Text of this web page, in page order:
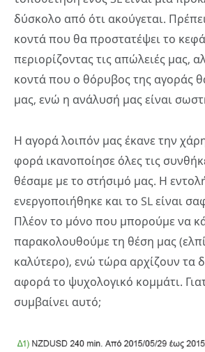
δύσκολο από ότι ακούγεται.
κοντά που θα προστατέψει το
περιορίζοντας τις απώλειές μας,
κοντά που ο θόρυβος της αγοράς
μας, ενώ η ανάλυσή μας είναι
Η αγορά λοιπόν μας έκανε την
φορά ικανοποίησε όλες τις
θέσαμε με το στήσιμό μας. Η
ενεργοποιήθηκε και το SL είναι
Πλέον το μόνο που μπορούμε να
παρακολουθούμε τη θέση μας
καλύτερο), ενώ τώρα αρχίζουν τα
αφορά το ψυχολογικό κομμάτι.
συμβαίνει αυτό;